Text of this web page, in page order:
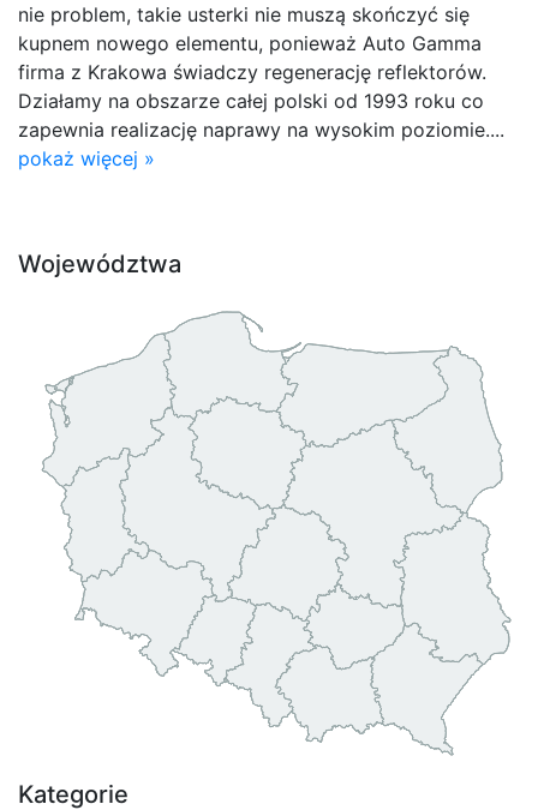
nie problem, takie usterki nie muszą skończyć się
kupnem nowego elementu, ponieważ Auto Gamma
firma z Krakowa świadczy regenerację reflektorów.
Działamy na obszarze całej polski od 1993 roku co
zapewnia realizację naprawy na wysokim poziomie....
pokaż więcej »
Województwa
Kategorie